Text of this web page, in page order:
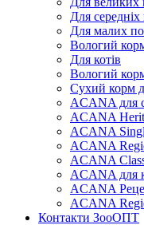
Для середніх
Для малих
Вологий
Для котів
Вологий
Сухий корм
ACANA для
ACANA
ACANA
ACANA
ACANA
ACANA для
ACANA
ACANA
Контакти ЗооОПТ